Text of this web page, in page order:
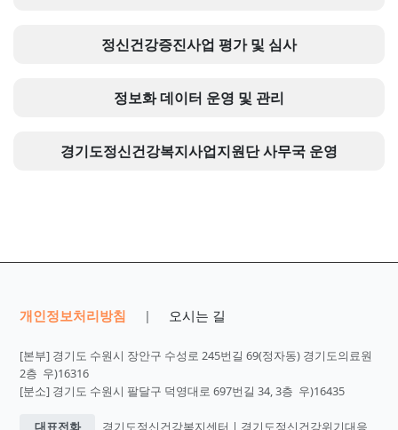
정신건강증진사업 평가 및 심사
정보화 데이터 운영 및 관리
경기도정신건강복지사업지원단 사무국 운영
개인정보처리방침 | 오시는 길
[본부] 경기도 수원시 장안구 수성로 245번길 69(정자동) 경기도의료원
2층 우)16316
[분소] 경기도 수원시 팔달구 덕영대로 697번길 34, 3층 우)16435
대표전화 경기도정신건강복지센터 | 경기도정신건강위기대응